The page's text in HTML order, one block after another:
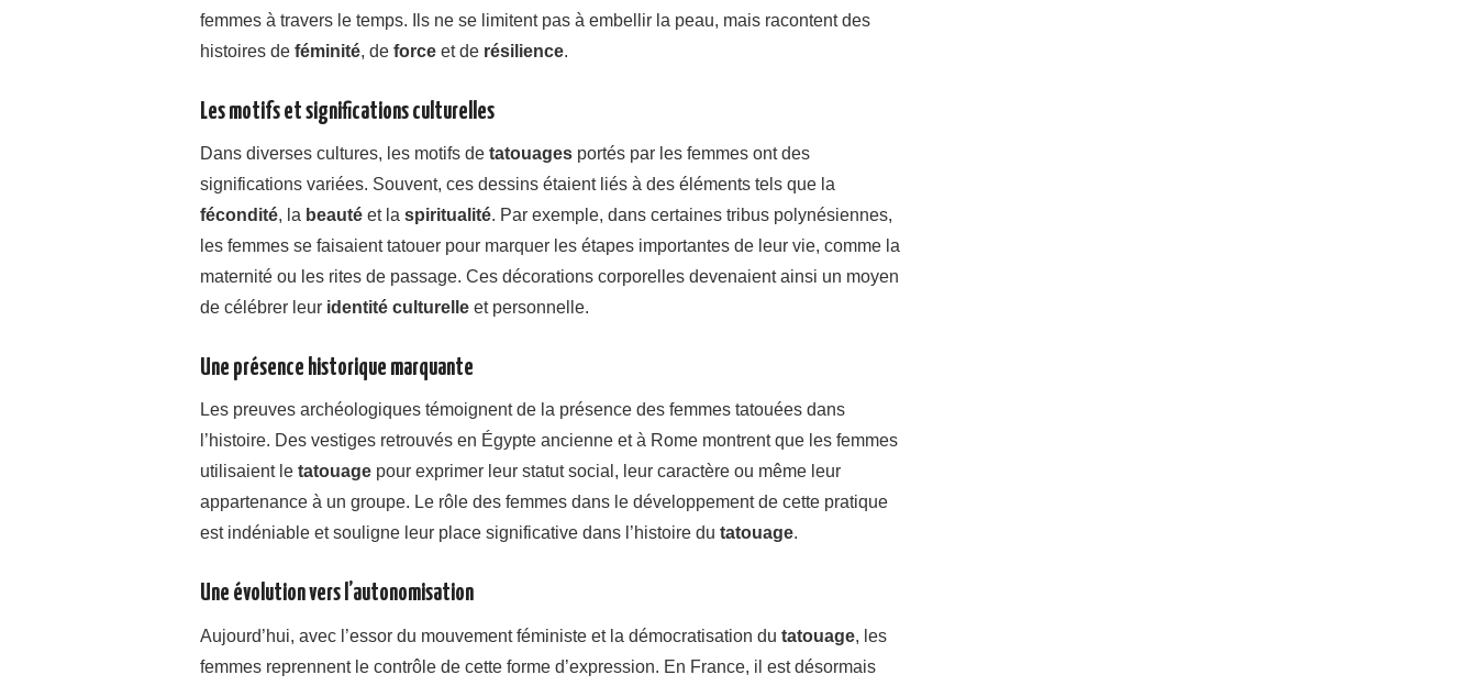
femmes à travers le temps. Ils ne se limitent pas à embellir la peau, mais racontent des
histoires de féminité, de force et de résilience.
Les motifs et significations culturelles
Dans diverses cultures, les motifs de tatouages portés par les femmes ont des
significations variées. Souvent, ces dessins étaient liés à des éléments tels que la
fécondité, la beauté et la spiritualité. Par exemple, dans certaines tribus polynésiennes,
les femmes se faisaient tatouer pour marquer les étapes importantes de leur vie, comme la
maternité ou les rites de passage. Ces décorations corporelles devenaient ainsi un moyen
de célébrer leur identité culturelle et personnelle.
Une présence historique marquante
Les preuves archéologiques témoignent de la présence des femmes tatouées dans
l’histoire. Des vestiges retrouvés en Égypte ancienne et à Rome montrent que les femmes
utilisaient le tatouage pour exprimer leur statut social, leur caractère ou même leur
appartenance à un groupe. Le rôle des femmes dans le développement de cette pratique
est indéniable et souligne leur place significative dans l’histoire du tatouage.
Une évolution vers l’autonomisation
Aujourd’hui, avec l’essor du mouvement féministe et la démocratisation du tatouage, les
femmes reprennent le contrôle de cette forme d’expression. En France, il est désormais